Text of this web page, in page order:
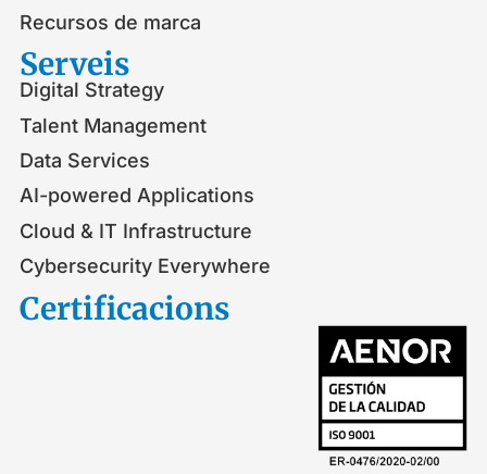
Recursos de marca
Serveis​
Digital Strategy
Talent Management
Data Services
AI-powered Applications
Cloud & IT Infrastructure
Cybersecurity Everywhere
Certificacions